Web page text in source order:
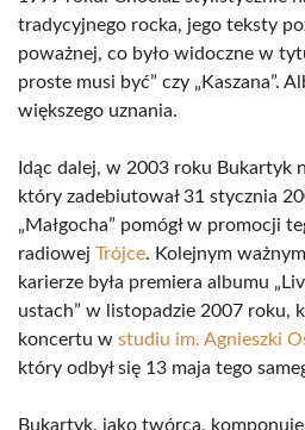
tradycyjnego rocka, jego teksty
poważnej, co było widoczne w
proste musi być” czy „Kaszana”.
większego uznania.
Idąc dalej, w 2003 roku Bukartyk
który zadebiutował 31 stycznia
„Małgocha” pomógł w promocji
radiowej Trójce. Kolejnym
karierze była premiera albumu
ustach” w listopadzie 2007 roku,
koncertu w studiu im. Agnieszki
który odbył się 13 maja tego
Bukartyk, jako twórca,